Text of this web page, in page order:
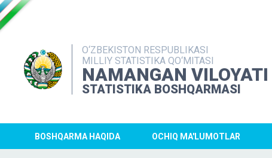
O‘ZBEKISTON RESPUBLIKASI
MILLIY STATISTIKA QO‘MITASI
NAMANGAN VILOYATI
STATISTIKA BOSHQARMASI
BOSHQARMA HAQIDA OCHIQ MA'LUMOTLAR